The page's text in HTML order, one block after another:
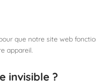
que notre site web
appareil.
invisible ?